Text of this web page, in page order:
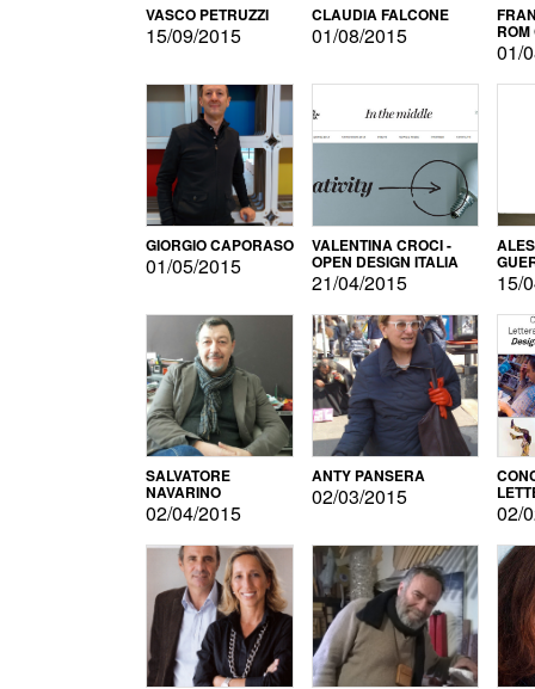
VASCO PETRUZZI
15/09/2015
CLAUDIA FALCONE
01/08/2015
01/
GIORGIO CAPORASO
01/05/2015
VALENTINA CROCI -
OPEN DESIGN ITALIA
21/04/2015 15/
SALVATORE
NAVARINO
02/04/2015
ANTY PANSERA
02/03/2015
02/